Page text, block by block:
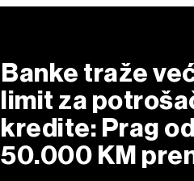
Banke traže
limit za
kredite: Prag od
50.000 KM